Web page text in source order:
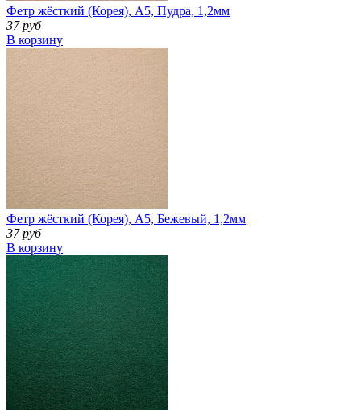
Фетр жёсткий (Корея), А5, Пудра, 1,2мм
37 руб
В корзину
Фетр жёсткий (Корея), А5, Бежевый, 1,2мм
37 руб
В корзину